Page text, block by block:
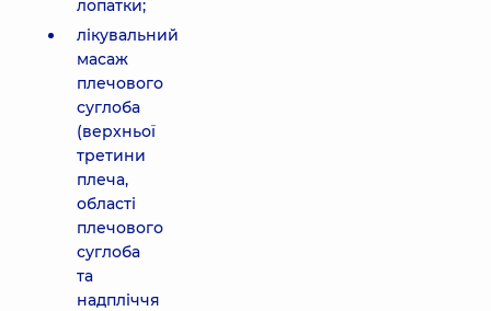
лопатки;
лікувальний
масаж
плечового
суглоба
(верхньої
третини
плеча,
області
плечового
суглоба
та
надпліччя